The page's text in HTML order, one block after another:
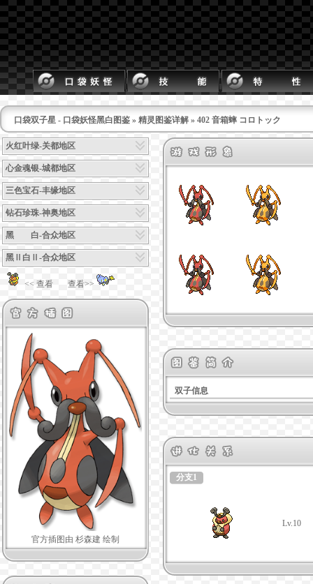
口袋双子星 - 口袋妖怪黑白图鉴 » 精灵图鉴详解 » 402 音箱蟀 コロトック
火红叶绿-关都地区
心金魂银-城都地区
三色宝石-丰缘地区
钻石珍珠-神奥地区
黑 白-合众地区
黑Ⅱ白Ⅱ-合众地区
<< 查看 查看>>
官方插图由 杉森建 绘制
双子信息
分支1
Lv.10